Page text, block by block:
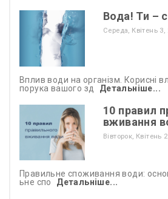
Вода! Ти –
Середа, Квітень 3,
Вплив води на організм. Корисні
порука вашого зд
Детальніше...
10 правил
вживання
Вівторок, Квітень
Правильне споживання води:
ьне спо
Детальніше...